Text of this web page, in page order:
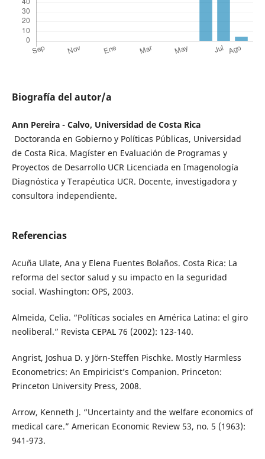
Biografía del autor/a
Ann Pereira - Calvo, Universidad de Costa Rica
Doctoranda en Gobierno y Políticas Públicas, Universidad
de Costa Rica. Magíster en Evaluación de Programas y
Proyectos de Desarrollo UCR Licenciada en Imagenología
Diagnóstica y Terapéutica UCR. Docente, investigadora y
consultora independiente.
Referencias
Acuña Ulate, Ana y Elena Fuentes Bolaños. Costa Rica: La
reforma del sector salud y su impacto en la seguridad
social. Washington: OPS, 2003.
Almeida, Celia. “Políticas sociales en América Latina: el giro
neoliberal.” Revista CEPAL 76 (2002): 123-140.
Angrist, Joshua D. y Jörn-Steffen Pischke. Mostly Harmless
Econometrics: An Empiricist’s Companion. Princeton:
Princeton University Press, 2008.
Arrow, Kenneth J. “Uncertainty and the welfare economics of
medical care.” American Economic Review 53, no. 5 (1963):
941-973.